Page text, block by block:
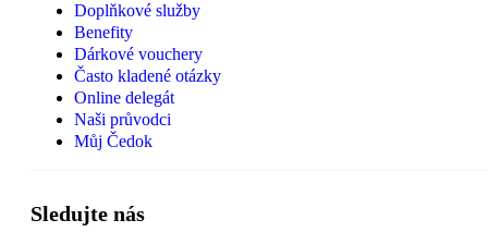
Doplňkové služby
Benefity
Dárkové vouchery
Často kladené otázky
Online delegát
Naši průvodci
Můj Čedok
Sledujte nás